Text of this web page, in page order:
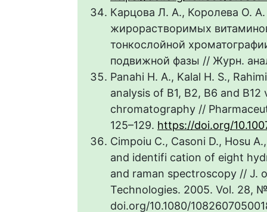
Карцова Л. А., Королева О.
жирорастворимых
тонкослойной
подвижной фазы // Журн.
Panahi H. A., Kalal H. S.,
analysis of B1, B2, B6 and
chromatography //
125–129. https://doi.org/
Cimpoiu C., Casoni D., Hosu
and identifi cation of eight
and raman spectroscopy // J.
Technologies. 2005. Vol. 28,
doi.org/10.1080/